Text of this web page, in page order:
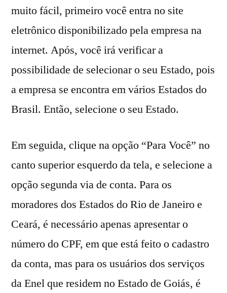
muito fácil, primeiro você entra no site
eletrônico disponibilizado pela empresa na
internet. Após, você irá verificar a
possibilidade de selecionar o seu Estado, pois
a empresa se encontra em vários Estados do
Brasil. Então, selecione o seu Estado.
Em seguida, clique na opção “Para Você” no
canto superior esquerdo da tela, e selecione a
opção segunda via de conta. Para os
moradores dos Estados do Rio de Janeiro e
Ceará, é necessário apenas apresentar o
número do CPF, em que está feito o cadastro
da conta, mas para os usuários dos serviços
da Enel que residem no Estado de Goiás, é